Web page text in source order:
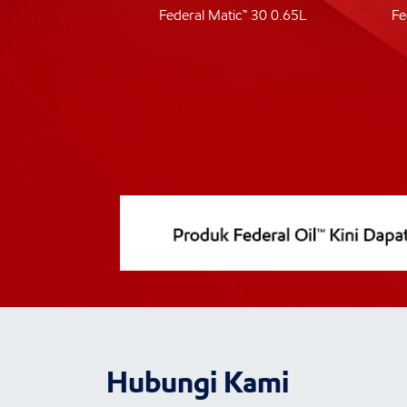
Federal Matic™ 30 0.65L
Hubungi Kami